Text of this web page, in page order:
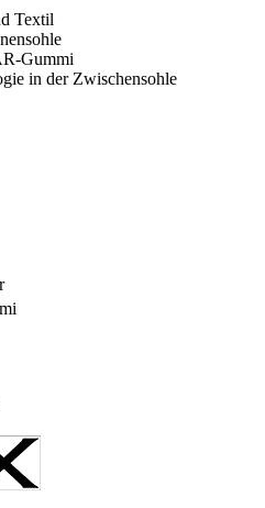
Textil
Gummi
in der Zwischensohle